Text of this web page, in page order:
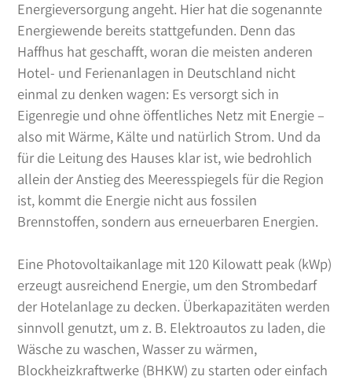
Energieversorgung angeht. Hier hat die sogenannte
Energiewende bereits stattgefunden. Denn das
Haffhus hat geschafft, woran die meisten anderen
Hotel- und Ferienanlagen in Deutschland nicht
einmal zu denken wagen: Es versorgt sich in
Eigenregie und ohne öffentliches Netz mit Energie –
also mit Wärme, Kälte und natürlich Strom. Und da
für die Leitung des Hauses klar ist, wie bedrohlich
allein der Anstieg des Meeresspiegels für die Region
ist, kommt die Energie nicht aus fossilen
Brennstoffen, sondern aus erneuerbaren Energien.
Eine Photovoltaikanlage mit 120 Kilowatt peak (kWp)
erzeugt ausreichend Energie, um den Strombedarf
der Hotelanlage zu decken. Überkapazitäten werden
sinnvoll genutzt, um z. B. Elektroautos zu laden, die
Wäsche zu waschen, Wasser zu wärmen,
Blockheizkraftwerke (BHKW) zu starten oder einfach